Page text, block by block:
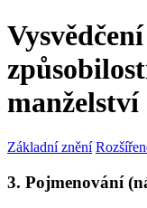
manželství
Základní znění
3. Pojmenování